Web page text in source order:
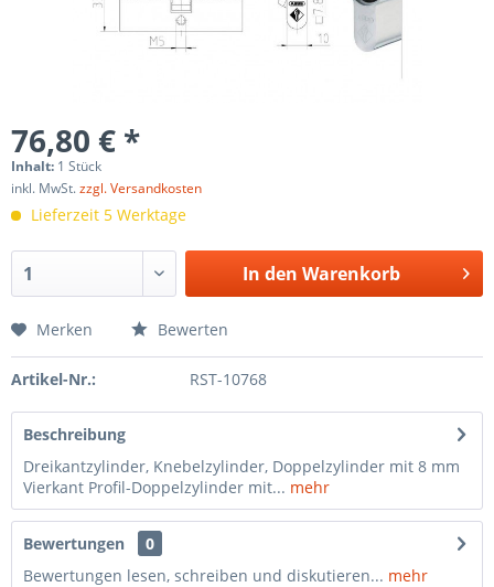
76,80 € *
Inhalt: 1 Stück
inkl. MwSt.zzgl. Versandkosten
Lieferzeit 5 Werktage
In den Warenkorb
Merken Bewerten
Artikel-Nr.: RST-10768
Beschreibung
Dreikantzylinder, Knebelzylinder, Doppelzylinder mit 8 mm
Vierkant Profil-Doppelzylinder mit... mehr
Bewertungen
0
Bewertungen lesen, schreiben und diskutieren... mehr